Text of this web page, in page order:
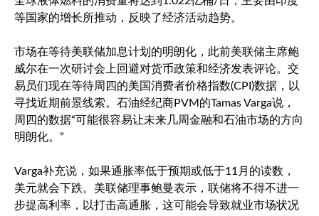
等国家的增长所推动，反映了经济活动趋势。
市场在等待美联储加息计划的明朗化，此前美联储主席鲍
威尔在一次研讨会上回避对货币政策和经济发表评论。交
易员们现在等待周四的美国消费者价格指数(CPI)数据，以
寻找近期前景线索。石油经纪商PVM的Tamas Varga说，
周四的数据“可能很容易让未来几周金融和石油市场的方向
明朗化。”
Varga补充说，如果通胀率低于预期或低于11月的读数，
美元就会下跌。美联储理事鲍曼表示，联储将不得不进一
步提高利率，以打击高通胀，这可能会导致就业市场状况